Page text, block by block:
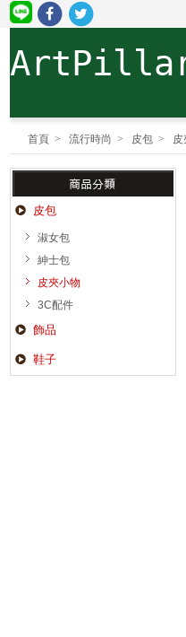
首頁 > 流行時尚 > 皮包 > 皮
皮包
淑女包
紳士包
皮夾小物
3C配件
飾品
鞋子